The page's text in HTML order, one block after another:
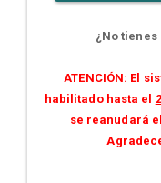
¿No tienes
ATENCIÓN: El
habilitado hasta el
se reanudará el